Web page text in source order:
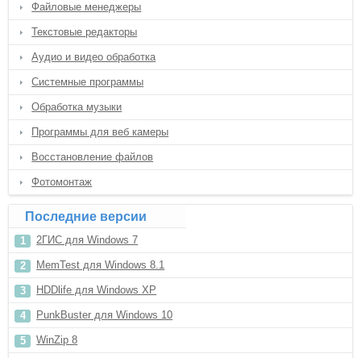
Файловые менеджеры
Текстовые редакторы
Аудио и видео обработка
Системные программы
Обработка музыки
Программы для веб камеры
Восстановление файлов
Фотомонтаж
Последние версии
2ГИС для Windows 7
MemTest для Windows 8.1
HDDlife для Windows XP
PunkBuster для Windows 10
WinZip 8